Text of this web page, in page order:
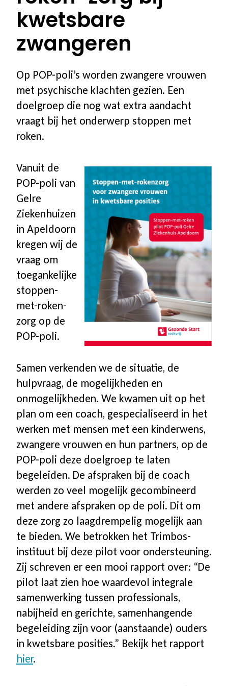
Aanvragen informatiematerialen
Voor bedrijven
Waarom begeleiding voor uw
medewerkers
Stappenplan & proces
Referenties
Academie Rookvrij!
Aanbod nascholing
Coach worden bij SineFuma
CO-meters | vergelijk modellen
Startpakketten
Accessoires
Onderhoud & Service
Software & Firmware
🛒
Account
Winkelwagen
Afrekenen
kwetsbare
zwangeren
Op POP-poli’s worden zwangere vrouwen
met psychische klachten gezien. Een
doelgroep die nog wat extra aandacht
vraagt bij het onderwerp stoppen met
roken.
Vanuit de
POP-poli van
Gelre
Ziekenhuizen
in Apeldoorn
kregen wij de
vraag om
toegankelijke
stoppen-
met-roken-
zorg op de
POP-poli.
Samen verkenden we de situatie, de
hulpvraag, de mogelijkheden en
onmogelijkheden. We kwamen uit op het
plan om een coach, gespecialiseerd in het
werken met mensen met een kinderwens,
zwangere vrouwen en hun partners, op de
POP-poli deze doelgroep te laten
begeleiden. De afspraken bij de coach
werden zo veel mogelijk gecombineerd
met andere afspraken op de poli. Dit om
deze zorg zo laagdrempelig mogelijk aan
te bieden. We betrokken het Trimbos-
instituut bij deze pilot voor ondersteuning.
Zij schreven er een mooi rapport over: “De
pilot laat zien hoe waardevol integrale
samenwerking tussen professionals,
nabijheid en gerichte, samenhangende
begeleiding zijn voor (aanstaande) ouders
in kwetsbare posities.” Bekijk het rapport
hier.